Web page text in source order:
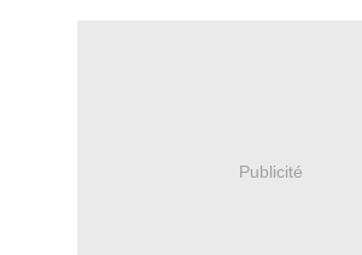
Publicité